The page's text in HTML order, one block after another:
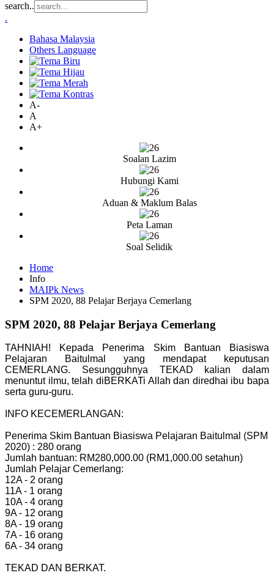
search..
.
Bahasa Malaysia
Others Language
A-
A
A+
Soalan Lazim
Hubungi Kami
Aduan & Maklum Balas
Peta Laman
Soal Selidik
Home
Info
MAIPk News
SPM 2020, 88 Pelajar Berjaya Cemerlang
SPM 2020, 88 Pelajar Berjaya Cemerlang
TAHNIAH! Kepada Penerima Skim Bantuan Biasiswa
Pelajaran Baitulmal yang mendapat keputusan
CEMERLANG. Sesungguhnya TEKAD kalian dalam
menuntut ilmu, telah diBERKATi Allah dan diredhai ibu bapa
serta guru-guru.
INFO KECEMERLANGAN:
Penerima Skim Bantuan Biasiswa Pelajaran Baitulmal (SPM
2020) : 280 orang
Jumlah bantuan: RM280,000.00 (RM1,000.00 setahun)
Jumlah Pelajar Cemerlang:
12A - 2 orang
11A - 1 orang
10A - 4 orang
9A - 12 orang
8A - 19 orang
7A - 16 orang
6A - 34 orang
TEKAD DAN BERKAT.